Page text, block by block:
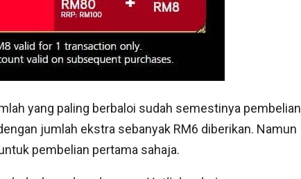
yang paling berbaloi sudah semestinya pembelian
jumlah ekstra sebanyak RM6 diberikan. Namun
pembelian pertama sahaja.